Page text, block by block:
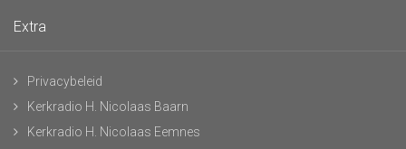
Extra
Privacybeleid
Kerkradio H. Nicolaas Baarn
Kerkradio H. Nicolaas Eemnes